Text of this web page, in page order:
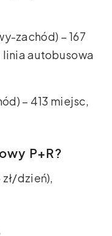
zachód) – 167
autobusowa
– 413 miejsc,
P+R?
zł/dzień),